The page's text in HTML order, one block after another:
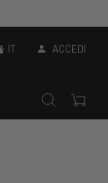
IT ACCEDI